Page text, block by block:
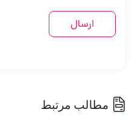
مطالب مرتبط